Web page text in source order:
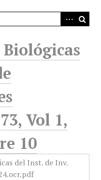
Vol 1,
10